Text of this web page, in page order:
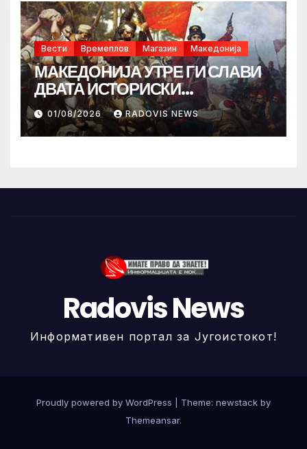
Вести Времеплов Магазин Македонија
МАКЕДОНИЈА УТРЕ ГИ СЛАВИ
ДВАТА ИСТОРИСКИ
ИЛИНДЕНА!
01/08/2026 RADOVIS NEWS
Radovis News
Информативен портал за Југоистокот!
Proudly powered by WordPress
Theme: newstack by
Themeansar.